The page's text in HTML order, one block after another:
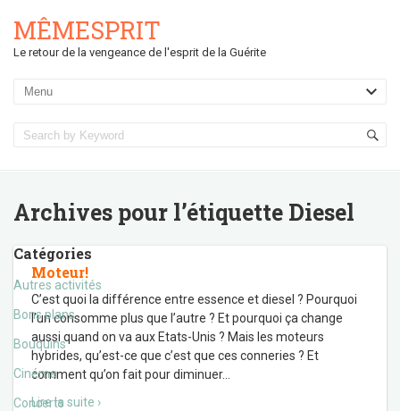
MÊMESPRIT
Le retour de la vengeance de l'esprit de la Guérite
Archives pour l’étiquette Diesel
Catégories
Autres activités
Bons plans
Bouquins
Cinéma
Concerts
Moteur!
C’est quoi la différence entre essence et diesel ? Pourquoi
l’un consomme plus que l’autre ? Et pourquoi ça change
aussi quand on va aux Etats-Unis ? Mais les moteurs
hybrides, qu’est-ce que c’est que ces conneries ? Et
comment qu’on fait pour diminuer…
Lire la suite ›